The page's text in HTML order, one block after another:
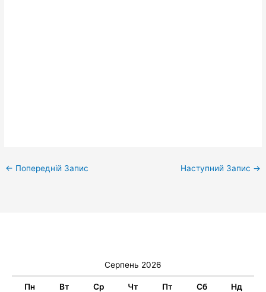
← Попередній Запис Наступний Запис →
Серпень 2026
Пн Вт Ср Чт Пт Сб Нд